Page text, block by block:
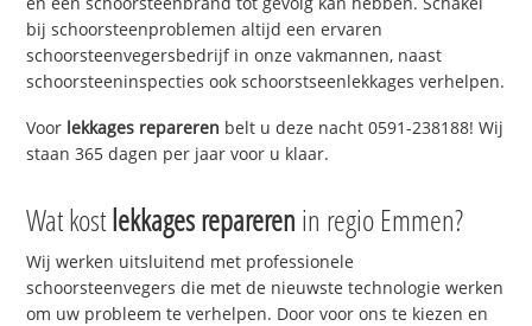
bij schoorsteenproblemen altijd een ervaren
schoorsteenvegersbedrijf in onze vakmannen, naast
schoorsteeninspecties ook schoorstseenlekkages verhelpen.
Voor lekkages repareren belt u deze nacht 0591-238188! Wij
staan 365 dagen per jaar voor u klaar.
Wat kostlekkages repareren in regio Emmen?
Wij werken uitsluitend met professionele
schoorsteenvegers die met de nieuwste technologie werken
om uw probleem te verhelpen. Door voor ons te kiezen en